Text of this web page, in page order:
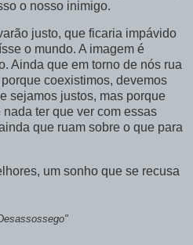
o nosso inimigo.
justo, que ficaria impávido
o mundo. A imagem é
Ainda que em torno de nós rua
coexistimos, devemos
sejamos justos, mas porque
ter que ver com essas
que ruam sobre o que para
um sonho que se recusa